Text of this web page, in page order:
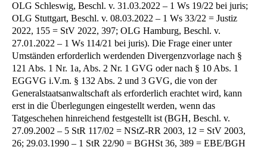
OLG Schleswig, Beschl. v. 31.03.2022 – 1 Ws 19/22 bei juris;
OLG Stuttgart, Beschl. v. 08.03.2022 – 1 Ws 33/22 = Justiz
2022, 155 = StV 2022, 397; OLG Hamburg, Beschl. v.
27.01.2022 – 1 Ws 114/21 bei juris). Die Frage einer unter
Umständen erforderlich werdenden Divergenzvorlage nach §
121 Abs. 1 Nr. 1a, Abs. 2 Nr. 1 GVG oder nach § 10 Abs. 1
EGGVG i.V.m. § 132 Abs. 2 und 3 GVG, die von der
Generalstaatsanwaltschaft als erforderlich erachtet wird, kann
erst in die Überlegungen eingestellt werden, wenn das
Tatgeschehen hinreichend festgestellt ist (BGH, Beschl. v.
27.09.2002 – 5 StR 117/02 = NStZ-RR 2003, 12 = StV 2003,
26; 29.03.1990 – 1 StR 22/90 = BGHSt 36, 389 = EBE/BGH